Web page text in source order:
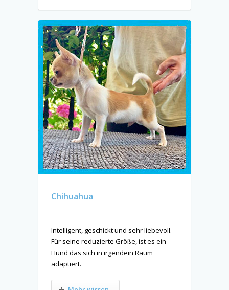
Chihuahua
Intelligent, geschickt und sehr liebevoll.
Für seine reduzierte Größe, ist es ein
Hund das sich in irgendein Raum
adaptiert.